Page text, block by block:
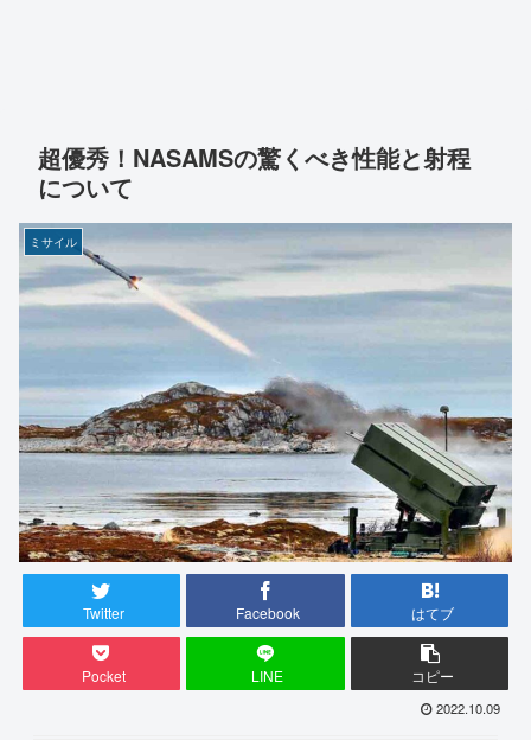
超優秀！NASAMSの驚くべき性能と射程
について
ミサイル
Twitter Facebook はてブ
Pocket LINE コピー
2022.10.09